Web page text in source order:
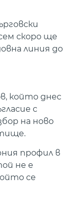
скоро ще
линия до
който днес
с
на ново
профил в
не е
се